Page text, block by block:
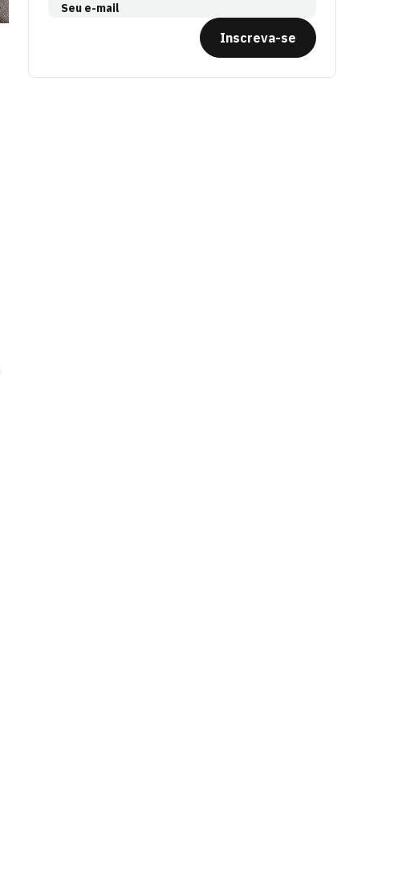
Seu e-mail
Inscreva-se